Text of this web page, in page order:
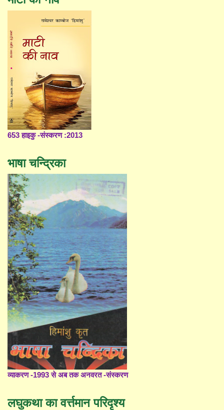
653 हाइकु -संस्करण :2013
भाषा चन्द्रिका
व्याकरण -1993 से अब तक अनवरत -संस्करण
लघुकथा का वर्त्तमान परिदृश्य